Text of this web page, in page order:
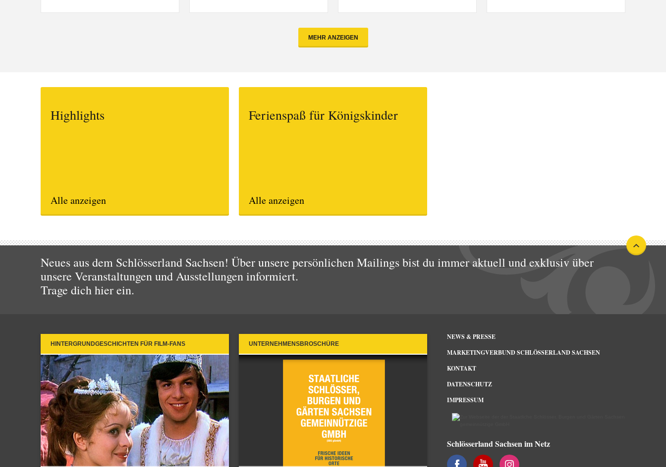
MEHR ANZEIGEN
Highlights
Alle anzeigen
Ferienspaß für Königskinder
Alle anzeigen
Neues aus dem Schlösserland Sachsen! Über unsere persönlichen Mailings bist du immer aktuell und exklusiv über
unsere Veranstaltungen und Ausstellungen informiert.
Trage dich hier ein.
HINTERGRUNDGESCHICHTEN FÜR FILM-FANS UNTERNEHMENSBROSCHÜRE
NEWS & PRESSE
MARKETINGVERBUND SCHLÖSSERLAND SACHSEN
KONTAKT
DATENSCHUTZ
IMPRESSUM
Schlösserland Sachsen im Netz